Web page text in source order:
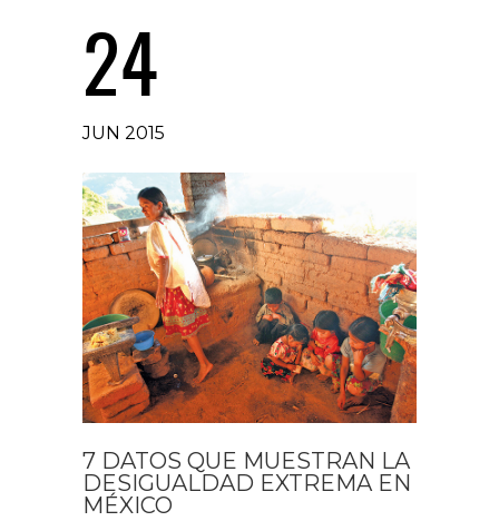
24
JUN 2015
7 DATOS QUE MUESTRAN LA
DESIGUALDAD EXTREMA EN
MÉXICO